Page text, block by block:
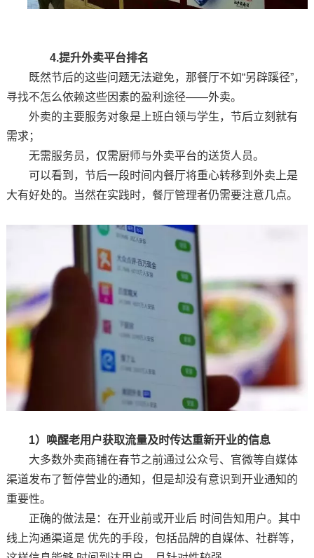
4.提升外卖平台排名
既然节后的这些问题无法避免，那餐厅不如“另辟蹊径”，
寻找不怎么依赖这些因素的盈利途径——外卖。
外卖的主要服务对象是上班白领与学生，节后立刻就有
需求；
无需服务员，仅需厨师与外卖平台的送货人员。
可以看到，节后一段时间内餐厅将重心转移到外卖上是
大有好处的。当然在实践时，餐厅管理者仍需要注意几点。
1）唤醒老用户获取流量及时传达重新开业的信息
大多数外卖商铺在春节之前通过公众号、官微等自媒体
渠道发布了暂停营业的通知，但是却没有意识到开业通知的
重要性。
正确的做法是：在开业前或开业后 时间告知用户。其中
线上沟通渠道是 优先的手段，包括品牌的自媒体、社群等，